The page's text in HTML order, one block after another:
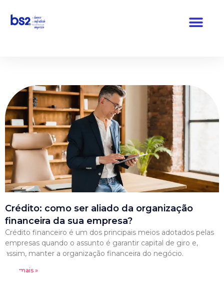
Pular
Crédito: como ser aliado da organização
financeira da sua empresa?
Crédito financeiro é um dos principais meios adotados pelas
empresas quando o assunto é garantir capital de giro e,
assim, manter a organização financeira do negócio.
Leia mais »